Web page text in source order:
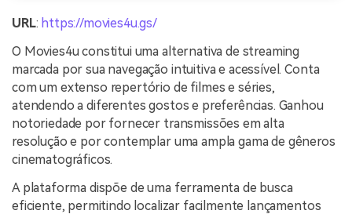
URL: https://movies4u.gs/
O Movies4u constitui uma alternativa de streaming
marcada por sua navegação intuitiva e acessível. Conta
com um extenso repertório de filmes e séries,
atendendo a diferentes gostos e preferências. Ganhou
notoriedade por fornecer transmissões em alta
resolução e por contemplar uma ampla gama de gêneros
cinematográficos.
A plataforma dispõe de uma ferramenta de busca
eficiente, permitindo localizar facilmente lançamentos